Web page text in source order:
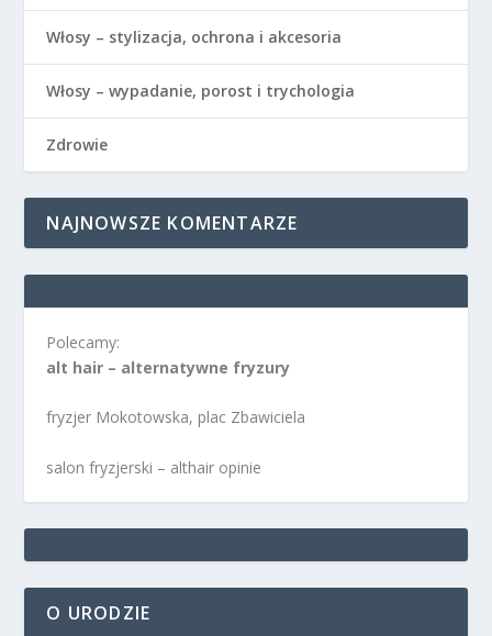
Włosy – stylizacja, ochrona i akcesoria
Włosy – wypadanie, porost i trychologia
Zdrowie
NAJNOWSZE KOMENTARZE
Polecamy:
alt hair – alternatywne fryzury
fryzjer Mokotowska, plac Zbawiciela
salon fryzjerski – althair opinie
O URODZIE